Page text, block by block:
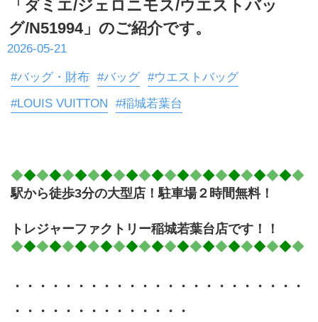
「ダミエ/ジェロニモス/ウエストバッ
グ/N51994」のご紹介です。
2026-05-21
#バッグ・財布 #バッグ #ウエストバッグ
#LOUIS VUITTON
#稲城若葉台
◆◆◆◆◆◆◆◆◆◆◆◆◆◆◆◆◆◆◆◆◆◆◆
駅から徒歩3分の大型店！駐車場２時間無料！
トレジャーファクトリー稲城若葉台店です！！
◆◆◆◆◆◆◆◆◆◆◆◆◆◆◆◆◆◆◆◆◆◆◆
・・・・・・・・・・・・・・・・・・・・・・・
・・・・・・・・・・・・・・